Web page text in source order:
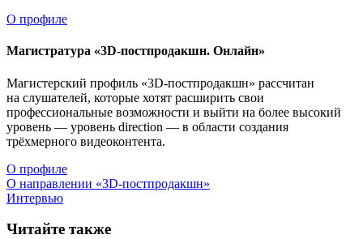
О профиле
Магистратура «3D-постпродакшн. Онлайн»
Магистерский профиль «3D-постпродакшн» рассчитан
на слушателей, которые хотят расширить свои
профессиональные возможности и выйти на более высокий
уровень — уровень direction — в области создания
трёхмерного видеоконтента.
О профиле
О направлении «3D-постпродакшн»
Интервью
Читайте также